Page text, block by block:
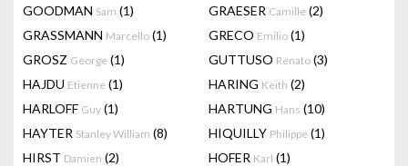
GOODMAN Sam (1) GRAESER Camille (2)
GRASSMANN Marcello (1) GRECO Emilio (1)
GROSZ George (1) GUTTUSO Renato (3)
HAJDU Etienne (1) HARING Keith (2)
HARLOFF Guy (1) HARTUNG Hans (10)
HAYTER Stanley William (8) HIQUILLY Philippe (1)
HIRST Damien (2) HOFER Karl (1)